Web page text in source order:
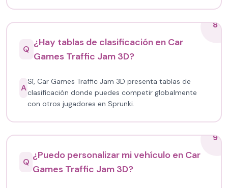
8
Q
¿Hay tablas de clasificación en Car
Games Traffic Jam 3D?
A
Sí, Car Games Traffic Jam 3D presenta tablas de
clasificación donde puedes competir globalmente
con otros jugadores en Sprunki.
9
Q
¿Puedo personalizar mi vehículo en Car
Games Traffic Jam 3D?